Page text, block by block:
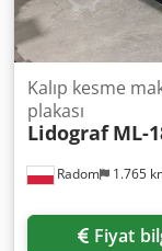
Radom 1.765
Kalıp kesme
plakası
Lidograf ML-
Fiyat